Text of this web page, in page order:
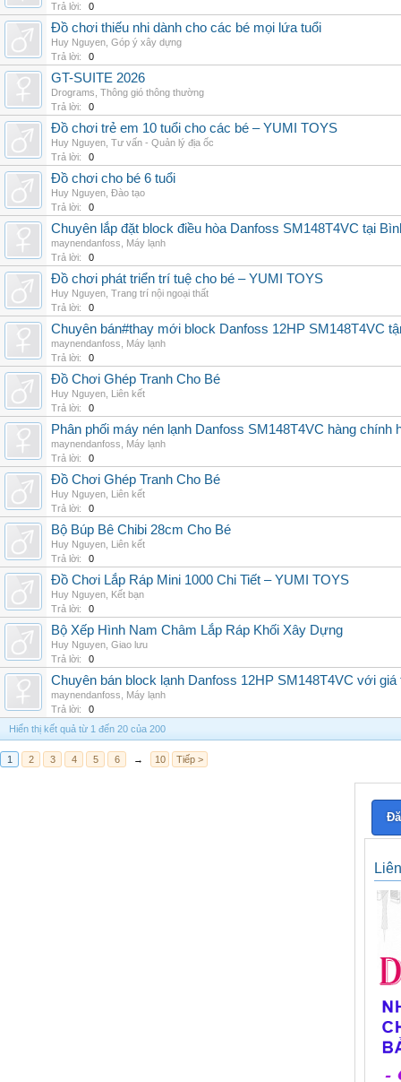
Trả lời:
0
Đồ chơi thiếu nhi dành cho các bé mọi lứa tuổi
Huy Nguyen Góp ý xây dựng
Trả lời:
0
GT-SUITE 2026
Drograms Thông gió thông thường
Trả lời:
0
Đồ chơi trẻ em 10 tuổi cho các bé – YUMI TOYS
Huy Nguyen Tư vấn - Quản lý địa ốc
Trả lời:
0
Đồ chơi cho bé 6 tuổi
Huy Nguyen Đào tạo
Trả lời:
0
Chuyên lắp đặt block điều hòa Danfoss SM148T4VC tại
maynendanfoss
Máy lạnh
Trả lời:
0
Đồ chơi phát triển trí tuệ cho bé – YUMI TOYS
Huy Nguyen Trang trí nội ngoại thất
Trả lời:
0
Chuyên bán#thay mới block Danfoss 12HP SM148T4VC
maynendanfoss
Máy lạnh
Trả lời:
0
Đồ Chơi Ghép Tranh Cho Bé
Huy Nguyen Liên kết
Trả lời:
0
Phân phối máy nén lạnh Danfoss SM148T4VC hàng chính
maynendanfoss
Máy lạnh
Trả lời:
0
Đồ Chơi Ghép Tranh Cho Bé
Huy Nguyen Liên kết
Trả lời:
0
Bộ Búp Bê Chibi 28cm Cho Bé
Huy Nguyen Liên kết
Trả lời:
0
Đồ Chơi Lắp Ráp Mini 1000 Chi Tiết – YUMI TOYS
Huy Nguyen Kết bạn
Trả lời:
0
Bộ Xếp Hình Nam Châm Lắp Ráp Khối Xây Dựng
Huy Nguyen Giao lưu
Trả lời:
0
Chuyên bán block lạnh Danfoss 12HP SM148T4VC với
maynendanfoss
Máy lạnh
Trả lời:
0
Hiển thị kết quả từ 1 đến 20 của 200
1 2 3 4 5 6 → 10 Tiếp >